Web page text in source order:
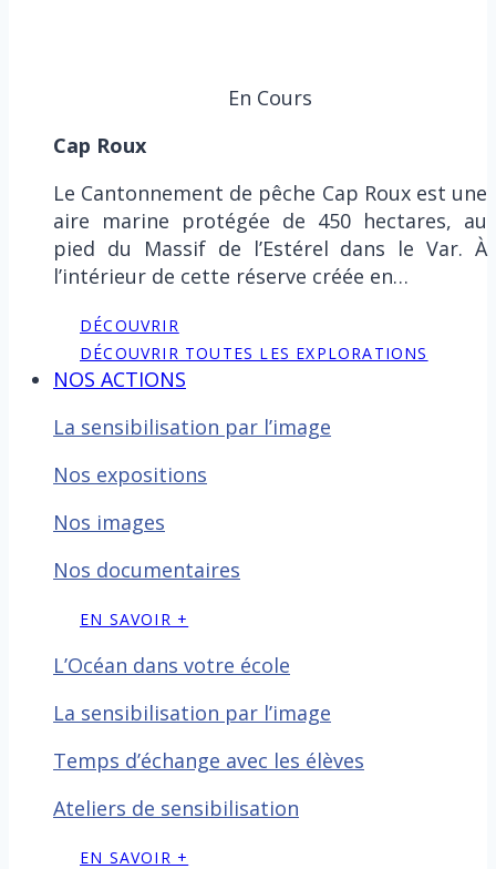
En Cours
Cap Roux
Le Cantonnement de pêche Cap Roux est une
aire marine protégée de 450 hectares, au
pied du Massif de l’Estérel dans le Var. À
l’intérieur de cette réserve créée en…
DÉCOUVRIR
DÉCOUVRIR TOUTES LES EXPLORATIONS
NOS ACTIONS
La sensibilisation par l’image
Nos expositions
Nos images
Nos documentaires
EN SAVOIR +
L’Océan dans votre école
La sensibilisation par l’image
Temps d’échange avec les élèves
Ateliers de sensibilisation
EN SAVOIR +